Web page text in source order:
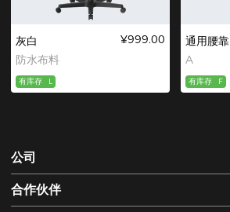
灰白
防水布料
¥999.00
有库存 L
通用腰靠
A
有库存 F
公司
合作伙伴